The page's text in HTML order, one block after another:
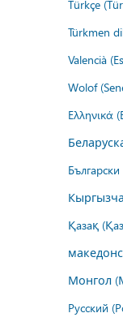
Türkçe
Türkmen
Valencià
Wolof
Ελληνικά
Қазақ
Монгол
Русский